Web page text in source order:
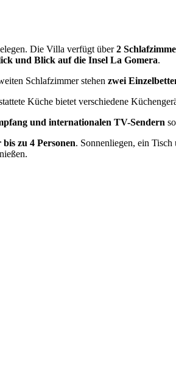
Die Villa verfügt über2
und Blick auf die Insel La Gomera.
Schlafzimmer stehen zwei
Küche bietet verschiedene
und internationalen TV-Sendern
zu 4 Personen. Sonnenliegen, ein